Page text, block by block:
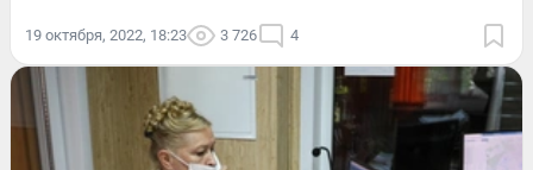
19 октября, 2022, 18:23 3 726 4